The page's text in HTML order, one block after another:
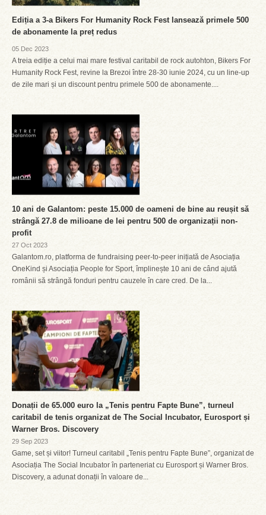
Ediția a 3-a Bikers For Humanity Rock Fest lansează primele 500
de abonamente la preț redus
05 Dec 2023
A treia ediție a celui mai mare festival caritabil de rock autohton, Bikers For
Humanity Rock Fest, revine la Brezoi între 28-30 iunie 2024, cu un line-up
de zile mari și un discount pentru primele 500 de abonamente....
10 ani de Galantom: peste 15.000 de oameni de bine au reușit să
strângă 27.8 de milioane de lei pentru 500 de organizații non-
profit
27 Oct 2023
Galantom.ro, platforma de fundraising peer-to-peer inițiată de Asociația
OneKind și Asociația People for Sport, împlinește 10 ani de când ajută
românii să strângă fonduri pentru cauzele în care cred. De la...
Donații de 65.000 euro la „Tenis pentru Fapte Bune”, turneul
caritabil de tenis organizat de The Social Incubator, Eurosport și
Warner Bros. Discovery
29 Sep 2023
Game, set și viitor! Turneul caritabil „Tenis pentru Fapte Bune”, organizat de
Asociația The Social Incubator în parteneriat cu Eurosport și Warner Bros.
Discovery, a adunat donații în valoare de...